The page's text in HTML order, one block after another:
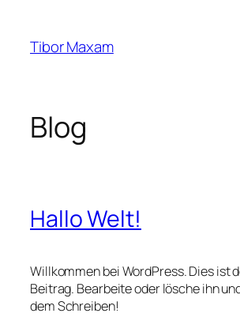
springen
Tibor Maxam
Blog
Hallo Welt!
Willkommen bei WordPress. Dies ist
Beitrag. Bearbeite oder lösche ihn
dem Schreiben!